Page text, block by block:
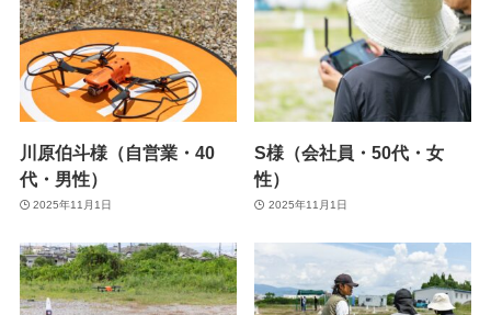
川原伯斗様（自営業・40
代・男性）
2025年11月1日
S様（会社員・50代・女
性）
2025年11月1日